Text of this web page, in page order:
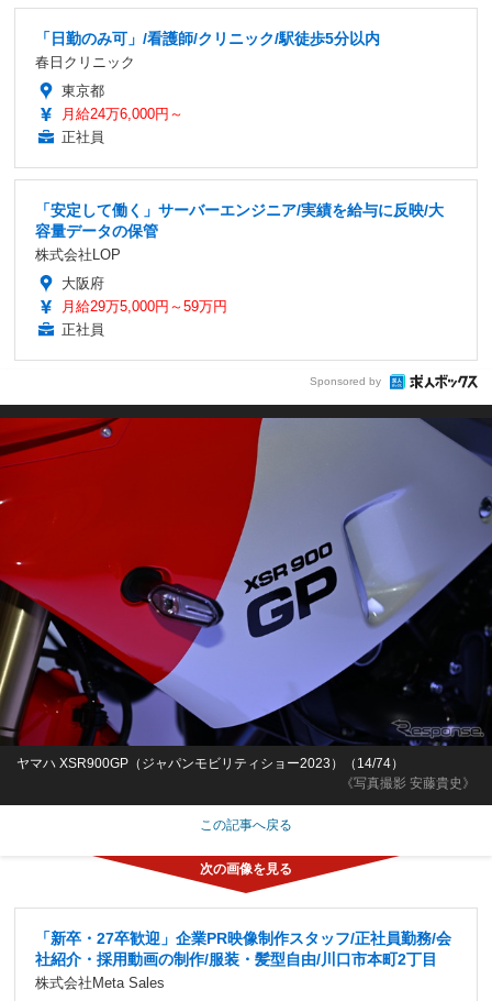
「日勤のみ可」/看護師/クリニック/駅徒歩5分以内
春日クリニック
東京都
月給24万6,000円～
正社員
「安定して働く」サーバーエンジニア/実績を給与に反映/大
容量データの保管
株式会社LOP
大阪府
月給29万5,000円～59万円
正社員
Sponsored by
《写真撮影 安藤貴史》
ヤマハ XSR900GP（ジャパンモビリティショー2023）（14/74）
この記事へ戻る
「新卒・27卒歓迎」企業PR映像制作スタッフ/正社員勤務/会
社紹介・採用動画の制作/服装・髪型自由/川口市本町2丁目
株式会社Meta Sales